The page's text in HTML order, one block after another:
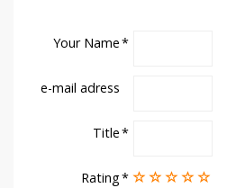
Your Name
e-mail adress
Title
Rating